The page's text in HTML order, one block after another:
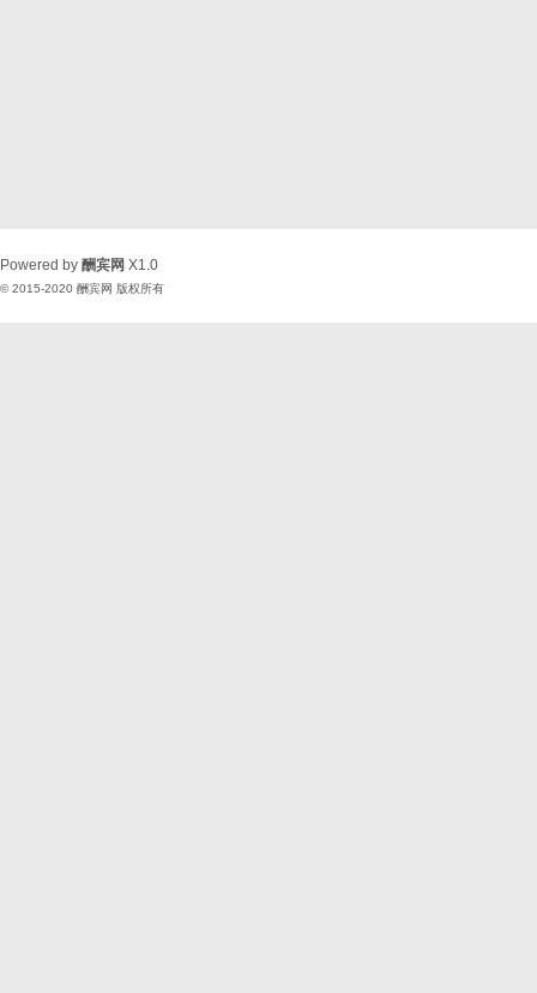
Powered by 酬宾网 X1.0
© 2015-2020 酬宾网 版权所有